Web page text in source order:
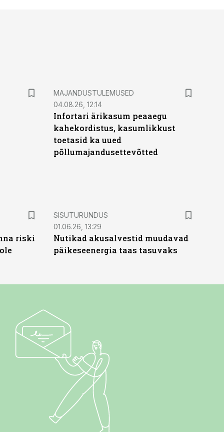
MAJANDUSTULEMUSED
04.08.26, 12:14
Infortari ärikasum peaaegu
kahekordistus, kasumlikkust
toetasid ka uued
põllumajandusettevõtted
riski
ST
SISUTURUNDUS
01.06.26, 13:29
Nutikad akusalvestid muudavad
päikeseenergia taas tasuvaks